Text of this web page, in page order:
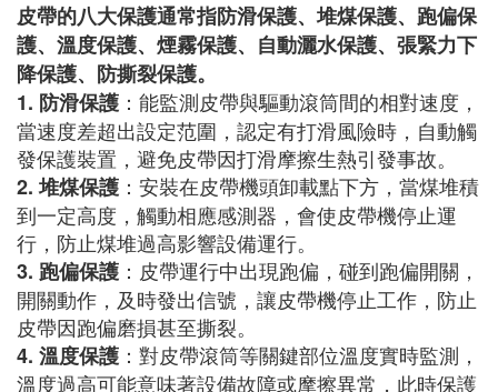
皮帶的八大保護通常指防滑保護、堆煤保護、跑偏保
護、溫度保護、煙霧保護、自動灑水保護、張緊力下
降保護、防撕裂保護。
1. 防滑保護 ：能監測皮帶與驅動滾筒間的相對速度，
當速度差超出設定范圍，認定有打滑風險時，自動觸
發保護裝置，避免皮帶因打滑摩擦生熱引發事故。
2. 堆煤保護 ：安裝在皮帶機頭卸載點下方，當煤堆積
到一定高度，觸動相應感測器，會使皮帶機停止運
行，防止煤堆過高影響設備運行。
3. 跑偏保護 ：皮帶運行中出現跑偏，碰到跑偏開關，
開關動作，及時發出信號，讓皮帶機停止工作，防止
皮帶因跑偏磨損甚至撕裂。
4. 溫度保護 ：對皮帶滾筒等關鍵部位溫度實時監測，
溫度過高可能意味著設備故障或摩擦異常，此時保護